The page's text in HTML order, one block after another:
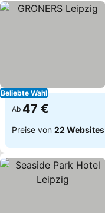
Beliebte Wahl
Ab 47 €
Preise von 22 Websites